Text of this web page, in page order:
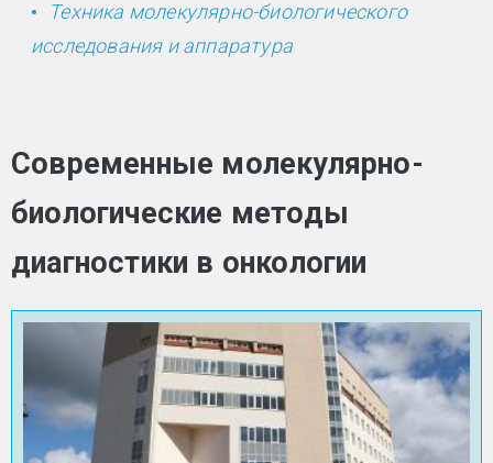
Техника молекулярно-биологического
исследования и аппаратура
Современные молекулярно-
биологические методы
диагностики в онкологии